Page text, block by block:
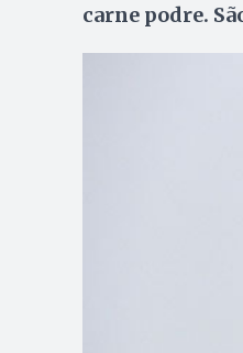
carne podre.